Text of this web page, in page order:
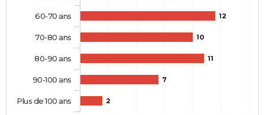
12
10
11
7
2
60-70 ans
70-80 ans
80-90 ans
90-100 ans
Plus de 100 ans